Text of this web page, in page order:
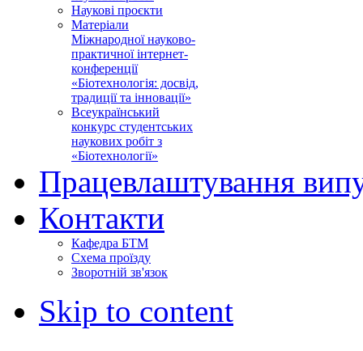
Наукові проєкти
Матеріали
Міжнародної науково-
практичної інтернет-
конференції
«Біотехнологія: досвід,
традиції та інновації»
Всеукраїнський
конкурс студентських
наукових робіт з
«Біотехнології»
Працевлаштування
Контакти
Кафедра БТМ
Схема проїзду
Зворотній зв'язок
Skip to content